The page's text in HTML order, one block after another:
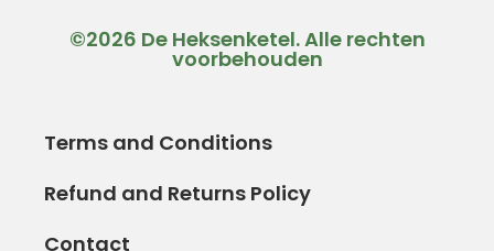
©2026 De Heksenketel. Alle rechten
voorbehouden
Terms and Conditions
Refund and Returns Policy
Contact